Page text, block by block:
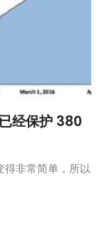
经保护 380
非常简单，所以